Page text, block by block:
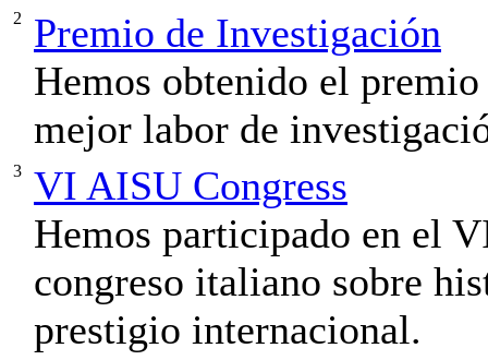
2
Premio de Investigación
Hemos obtenido el
mejor labor de
3
VI AISU Congress
Hemos participado en el
congreso italiano sobre
prestigio internacional.